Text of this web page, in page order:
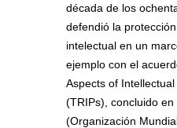
década de los
defendió la
intelectual en un
ejemplo con el
Aspects of
(TRIPs), concluido
(Organización